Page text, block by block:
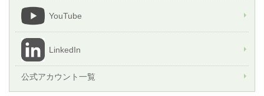
YouTube
LinkedIn
公式アカウント一覧